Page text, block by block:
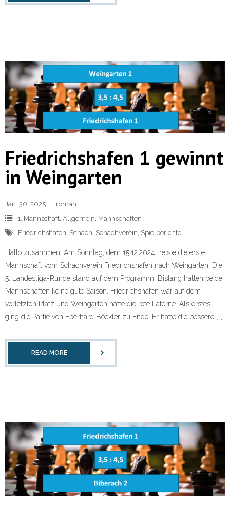
Friedrichshafen 1 gewinnt
in Weingarten
Jan. 30, 2025
roman
1. Mannschaft, Allgemein, Mannschaften
Friedrichshafen, Schach, Schachverein, Spielberichte
Hallo zusammen, Am Sonntag, dem 15.12.2024 reiste die erste
Mannschaft vom Schachverein Friedrichshafen nach Weingarten. Die
5. Landesliga-Runde stand auf dem Programm. Bislang hatten beide
Mannschaften keine gute Saison. Friedrichshafen war auf dem
vorletzten Platz und Weingarten hatte die rote Laterne. Als erstes
ging die Partie von Eberhard Böckler zu Ende. Er hatte die bessere […]
READ MORE